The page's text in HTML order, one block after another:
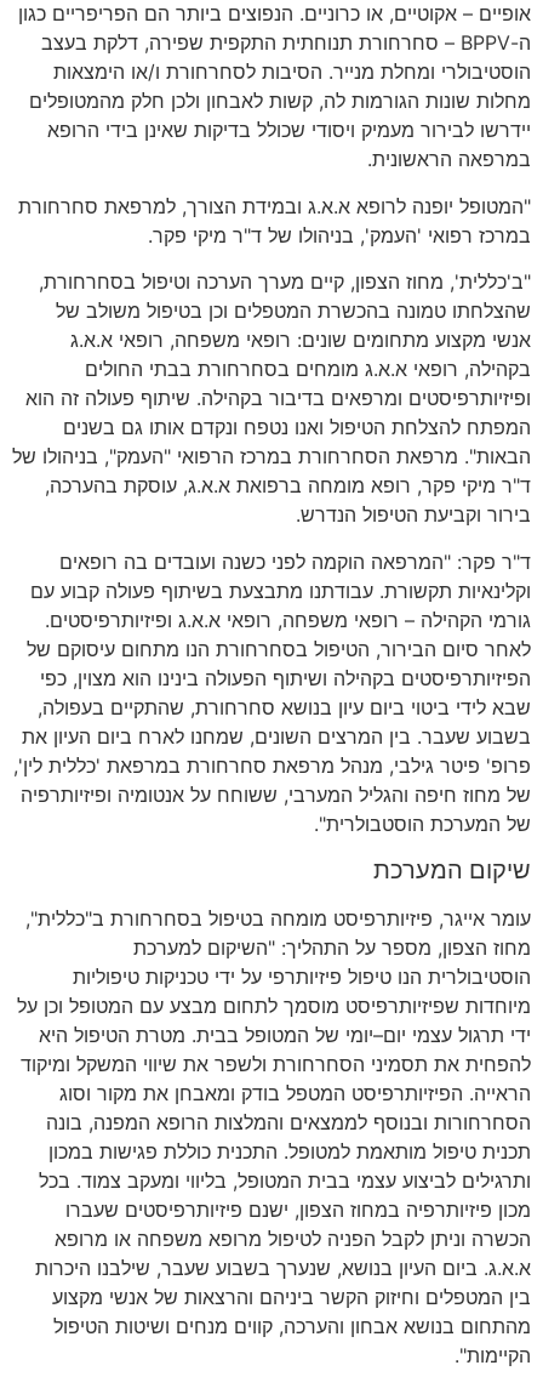
אופיים – אקוטיים, או כרוניים. הנפוצים ביותר הם הפריפריים כגון
ה-BPPV – סחרחורת תנוחתית התקפית שפירה, דלקת בעצב
הוסטיבולרי ומחלת מנייר. הסיבות לסחרחורת ו/או הימצאות
מחלות שונות הגורמות לה, קשות לאבחון ולכן חלק מהמטופלים
יידרשו לבירור מעמיק ויסודי שכולל בדיקות שאינן בידי הרופא
במרפאה הראשונית.
"המטופל יופנה לרופא א.א.ג ובמידת הצורך, למרפאת סחרחורת
במרכז רפואי 'העמק', בניהולו של ד"ר מיקי פקר.
"ב'כללית', מחוז הצפון, קיים מערך הערכה וטיפול בסחרחורת,
שהצלחתו טמונה בהכשרת המטפלים וכן בטיפול משולב של
אנשי מקצוע מתחומים שונים: רופאי משפחה, רופאי א.א.ג
בקהילה, רופאי א.א.ג מומחים בסחרחורת בבתי החולים
ופיזיותרפיסטים ומרפאים בדיבור בקהילה. שיתוף פעולה זה הוא
המפתח להצלחת הטיפול ואנו נטפח ונקדם אותו גם בשנים
הבאות". מרפאת הסחרחורת במרכז הרפואי "העמק", בניהולו של
ד"ר מיקי פקר, רופא מומחה ברפואת א.א.ג, עוסקת בהערכה,
בירור וקביעת הטיפול הנדרש.
ד"ר פקר: "המרפאה הוקמה לפני כשנה ועובדים בה רופאים
וקלינאיות תקשורת. עבודתנו מתבצעת בשיתוף פעולה קבוע עם
גורמי הקהילה – רופאי משפחה, רופאי א.א.ג ופיזיותרפיסטים.
לאחר סיום הבירור, הטיפול בסחרחורת הנו מתחום עיסוקם של
הפיזיותרפיסטים בקהילה ושיתוף הפעולה בינינו הוא מצוין, כפי
שבא לידי ביטוי ביום עיון בנושא סחרחורת, שהתקיים בעפולה,
בשבוע שעבר. בין המרצים השונים, שמחנו לארח ביום העיון את
פרופ' פיטר גילבי, מנהל מרפאת סחרחורת במרפאת 'כללית לין',
של מחוז חיפה והגליל המערבי, ששוחח על אנטומיה ופיזיותרפיה
של המערכת הוסטבולרית".
שיקום המערכת
עומר אייגר, פיזיותרפיסט מומחה בטיפול בסחרחורת ב"כללית",
מחוז הצפון, מספר על התהליך: "השיקום למערכת
הוסטיבולרית הנו טיפול פיזיותרפי על ידי טכניקות טיפוליות
מיוחדות שפיזיותרפיסט מוסמך לתחום מבצע עם המטופל וכן על
ידי תרגול עצמי יום–יומי של המטופל בבית. מטרת הטיפול היא
להפחית את תסמיני הסחרחורת ולשפר את שיווי המשקל ומיקוד
הראייה. הפיזיותרפיסט המטפל בודק ומאבחן את מקור וסוג
הסחרחורות ובנוסף לממצאים והמלצות הרופא המפנה, בונה
תכנית טיפול מותאמת למטופל. התכנית כוללת פגישות במכון
ותרגילים לביצוע עצמי בבית המטופל, בליווי ומעקב צמוד. בכל
מכון פיזיותרפיה במחוז הצפון, ישנם פיזיותרפיסטים שעברו
הכשרה וניתן לקבל הפניה לטיפול מרופא משפחה או מרופא
א.א.ג. ביום העיון בנושא, שנערך בשבוע שעבר, שילבנו היכרות
בין המטפלים וחיזוק הקשר ביניהם והרצאות של אנשי מקצוע
מהתחום בנושא אבחון והערכה, קווים מנחים ושיטות הטיפול
הקיימות".